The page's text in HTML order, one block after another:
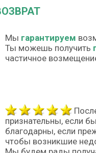
Мы гарантируем
Ты можешь получить
частичное
признательны, если
благодарны, если
чтобы возникшие